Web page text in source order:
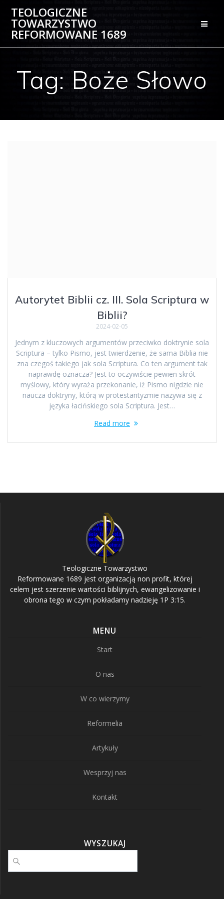
TEOLOGICZNE
TOWARZYSTWO
REFORMOWANE 1689
Tag: Boże Słowo
Autorytet Biblii cz. III. Sola Scriptura w
Biblii?
2024-02-05
Jednym z kluczowych argumentów przeciwko doktrynie sola
Scriptura – tylko Pismo, jest twierdzenie, że sama Biblia nie
zna czegoś takiego jak sola Scriptura. Co ten argument tak
naprawdę oznacza? Jest to oczywiście pewien skrót
myślowy, który wyraża przekonanie, iż Pismo nigdzie nie
naucza doktryny, którą w protestantyzmie nazywa się z
języka łacińskiego sola Scriptura. Jest…
Read more
Teologiczne Towarzystwo
Reformowane 1689 jest organizacją non profit, której
celem jest szerzenie wartości biblijnych, ewangelizowanie i
obrona tego w czym pokładamy nadzieję 1P 3:15.
MENU
Start
O nas
W co wierzymy
Reformelia
Artykuły
Wesprzyj nas
Kontakt
WYSZUKAJ